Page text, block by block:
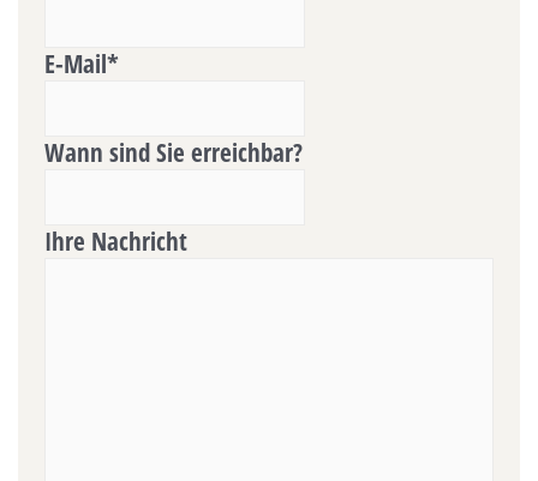
E-Mail*
Wann sind Sie erreichbar?
Ihre Nachricht